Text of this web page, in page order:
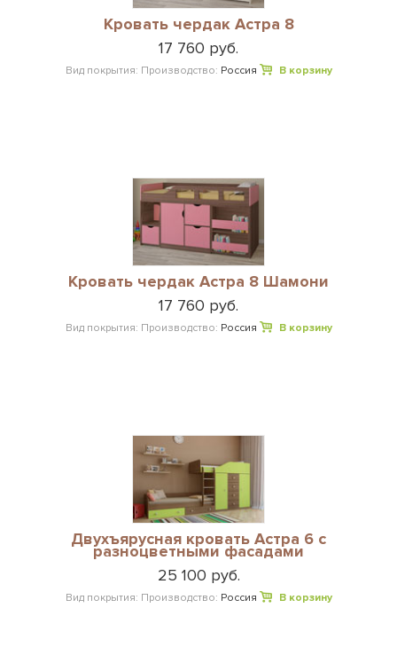
Кровать чердак Астра 8
17 760 руб.
Вид покрытия: Производство: Россия В корзину
Кровать чердак Астра 8 Шамони
17 760 руб.
Вид покрытия: Производство: Россия В корзину
Двухъярусная кровать Астра 6 с
разноцветными фасадами
25 100 руб.
Вид покрытия: Производство: Россия В корзину